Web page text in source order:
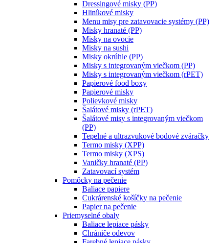
Dressingové misky (PP)
Hliníkové misky
Menu misy pre zatavovacie systémy (PP)
Misky hranaté (PP)
Misky na ovocie
Misky na sushi
Misky okrúhle (PP)
Misky s integrovaným viečkom (PP)
Misky s integrovaným viečkom (rPET)
Papierové food boxy
Papierové misky
Polievkové misky
Šalátové misky (rPET)
Šalátové misy s integrovaným viečkom
(PP)
Tepelné a ultrazvukové bodové zváračky
Termo misky (XPP)
Termo misky (XPS)
Vaničky hranaté (PP)
Zatavovací systém
Pomôcky na pečenie
Baliace papiere
Cukrárenské košíčky na pečenie
Papier na pečenie
Priemyselné obaly
Baliace lepiace pásky
Chrániče odevov